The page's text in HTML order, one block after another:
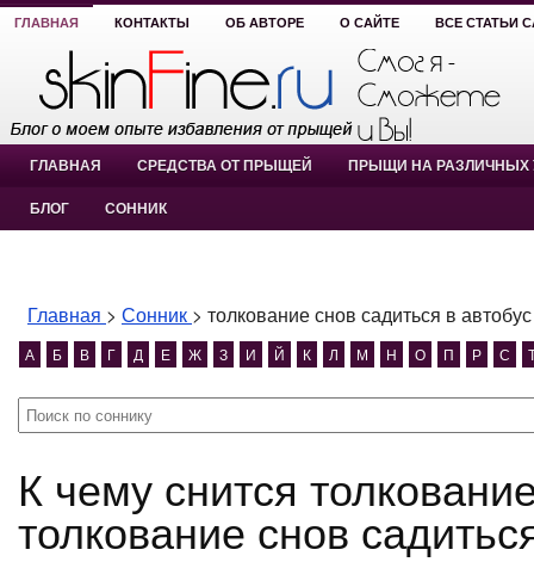
ГЛАВНАЯ КОНТАКТЫ ОБ АВТОРЕ О САЙТЕ ВСЕ СТАТЬИ
ГЛАВНАЯ СРЕДСТВА ОТ ПРЫЩЕЙ ПРЫЩИ НА РАЗЛИЧНЫХ
БЛОГ СОННИК
Главная > Сонник > толкование снов садиться в автобус
А Б В Г Д Е Ж З И Й К Л М Н О П Р С
К чему снится толкование снов садиться в автобус?
толкование снов